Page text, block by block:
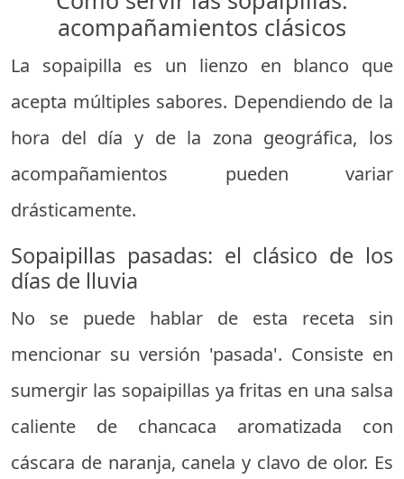
acompañamientos clásicos
La sopaipilla es un lienzo en blanco que
acepta múltiples sabores. Dependiendo de la
hora del día y de la zona geográfica, los
acompañamientos pueden variar
drásticamente.
Sopaipillas pasadas: el clásico de los
días de lluvia
No se puede hablar de esta receta sin
mencionar su versión 'pasada'. Consiste en
sumergir las sopaipillas ya fritas en una salsa
caliente de chancaca aromatizada con
cáscara de naranja, canela y clavo de olor. Es